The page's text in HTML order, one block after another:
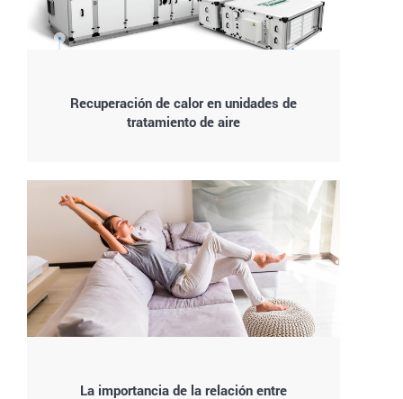
Recuperación de calor en unidades de
tratamiento de aire
La importancia de la relación entre